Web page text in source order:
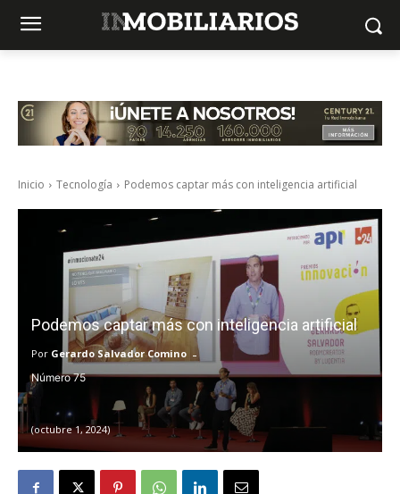
Inicio Tecnología Podemos captar más con inteligencia artificial
Podemos captar más con inteligencia artificial
Por Gerardo Salvador Comino -
75
octubre 1, 2024